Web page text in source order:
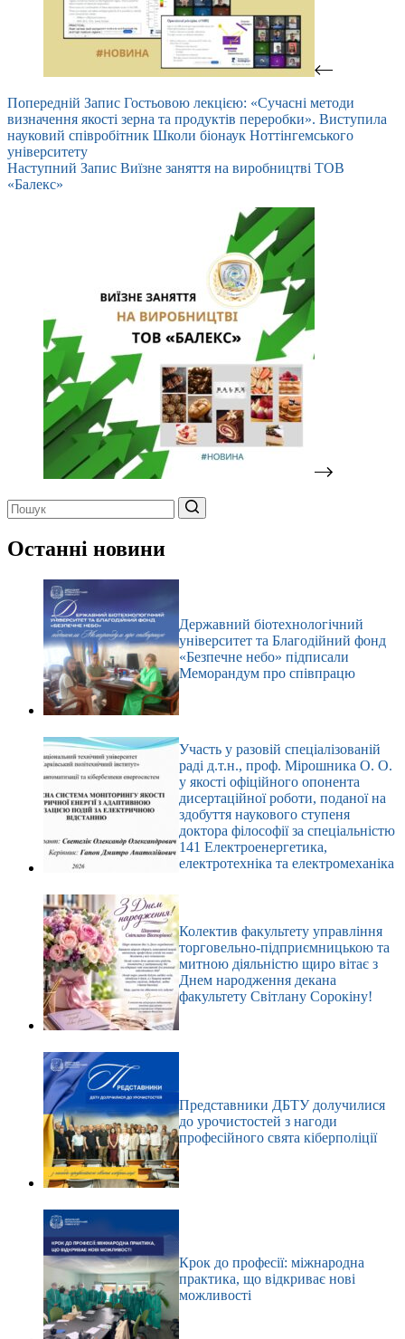
Попередній Запис Гостьовою лекцією: «Сучасні методи
визначення якості зерна та продуктів переробки». Виступила
науковий співробітник Школи біонаук Ноттінгемського
університету
Наступний Запис Виїзне заняття на виробництві ТОВ
«Балекс»
результатів
Останні новини
Державний біотехнологічний
університет та Благодійний фонд
«Безпечне небо» підписали
Меморандум про співпрацю
Участь у разовій спеціалізованій
раді д.т.н., проф. Мірошника О. О.
у якості офіційного опонента
дисертаційної роботи, поданої на
здобуття наукового ступеня
доктора філософії за спеціальністю
141 Електроенергетика,
електротехніка та електромеханіка
Колектив факультету управління
торговельно-підприємницькою та
митною діяльністю щиро вітає з
Днем народження декана
факультету Світлану Сорокіну!
Представники ДБТУ долучилися
до урочистостей з нагоди
професійного свята кіберполіції
Крок до професії: міжнародна
практика, що відкриває нові
можливості